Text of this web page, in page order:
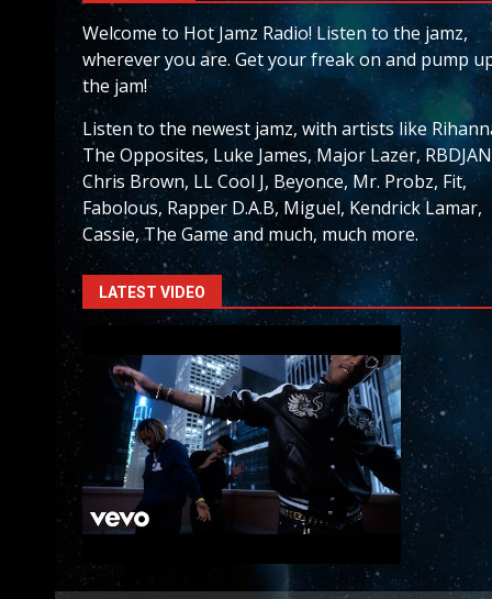
Welcome to Hot Jamz Radio! Listen to the jamz,
wherever you are. Get your freak on and pump
the jam!
Listen to the newest jamz, with artists like
The Opposites, Luke James, Major Lazer,
Chris Brown, LL Cool J, Beyonce, Mr. Probz, Fit,
Fabolous, Rapper D.A.B, Miguel, Kendrick Lamar,
Cassie, The Game and much, much more.
LATEST VIDEO